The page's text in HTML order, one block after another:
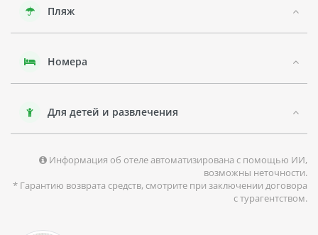
театр Аспендос, Музей Антуран и Замок Сиде. Пляжи
Пляж
Номера
Для детей и развлечения
Информация об отеле автоматизирована с помощью ИИ,
возможны неточности.
* Гарантию возврата средств, смотрите при заключении договора
с турагентством.